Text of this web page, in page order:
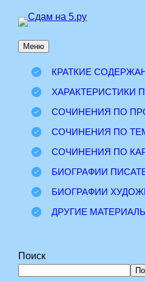
Перейти
содержимому
Меню
КРАТКИЕ
ХАРАКТЕРИСТИКИ
СОЧИНЕНИЯ ПО
СОЧИНЕНИЯ ПО
СОЧИНЕНИЯ ПО
БИОГРАФИИ
БИОГРАФИИ
ДРУГИЕ
Поиск